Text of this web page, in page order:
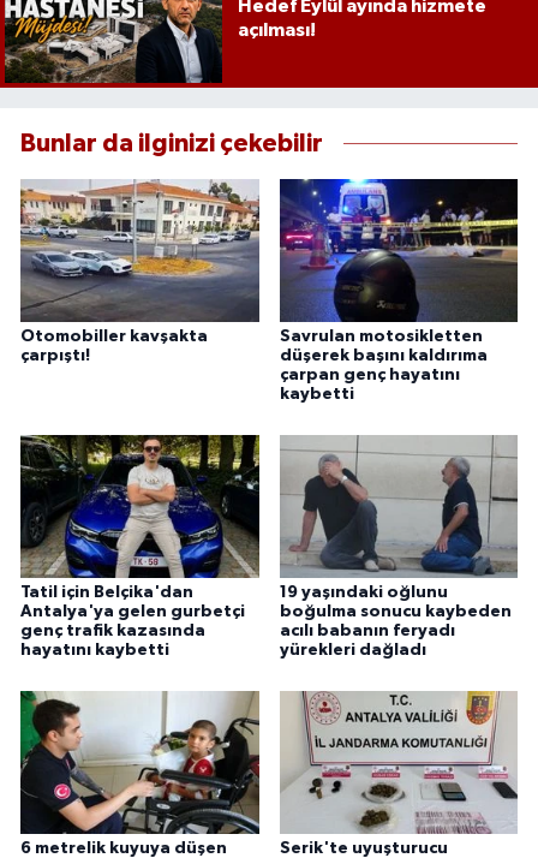
Hedef Eylül ayında hizmete
açılması!
Bunlar da ilginizi çekebilir
Otomobiller kavşakta
çarpıştı!
Savrulan motosikletten
düşerek başını kaldırıma
çarpan genç hayatını
kaybetti
Tatil için Belçika'dan
Antalya'ya gelen gurbetçi
genç trafik kazasında
hayatını kaybetti
19 yaşındaki oğlunu
boğulma sonucu kaybeden
acılı babanın feryadı
yürekleri dağladı
6 metrelik kuyuya düşen Serik'te uyuşturucu